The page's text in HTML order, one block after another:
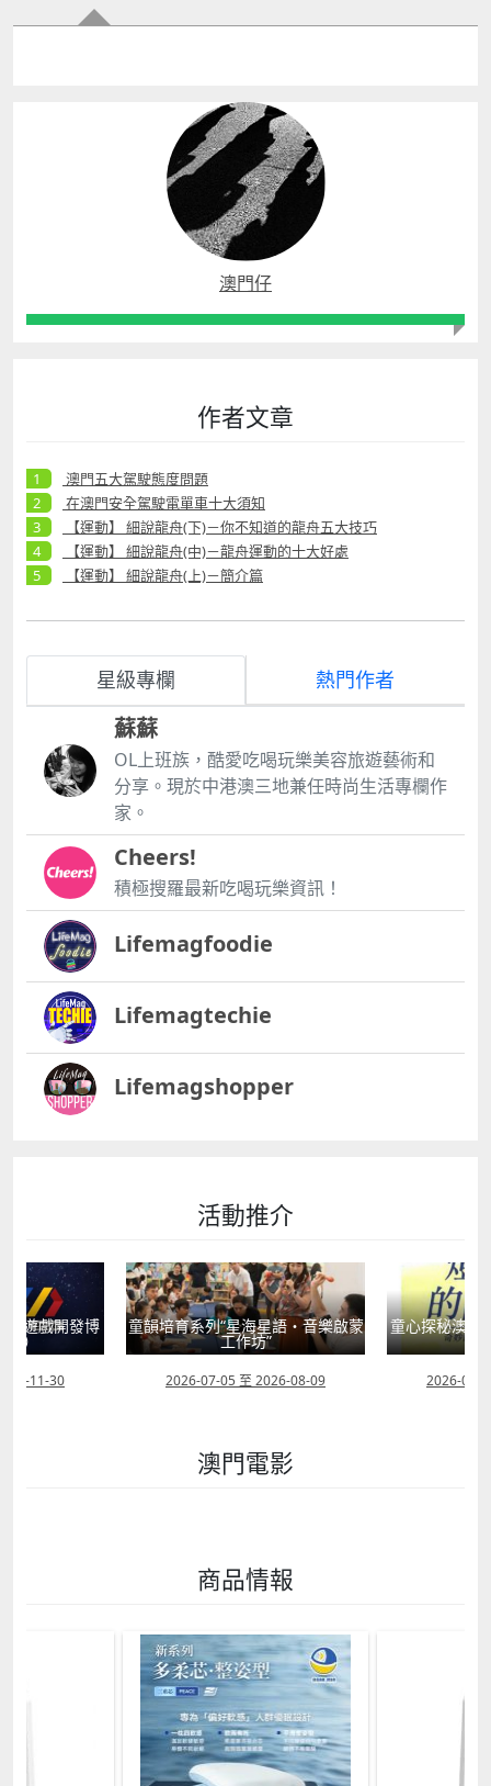
澳門仔
作者文章
澳門五大駕駛態度問題
在澳門安全駕駛電單車十大須知
【運動】 細說龍舟(下)－你不知道的龍舟五大技巧
【運動】 細說龍舟(中)－龍舟運動的十大好處
【運動】 細說龍舟(上)－簡介篇
星級專欄 熱門作者
蘇蘇
OL上班族，酷愛吃喝玩樂美容旅遊藝術和
分享。現於中港澳三地兼任時尚生活專欄作
家。
Cheers!
積極搜羅最新吃喝玩樂資訊！
Lifemagfoodie
Lifemagtechie
Lifemagshopper
活動推介
（遊戲開發博
）
11-30
童韻培育系列“星海星語・音樂啟蒙
工作坊”
2026-07-05 至 2026-08-09
童心探秘澳門
2026-07-
澳門電影
商品情報